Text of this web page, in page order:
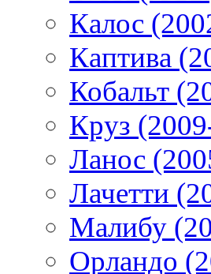
Калос
Каптива
Кобальт
Круз
Ланос
Лачетти
Малибу
Орландо